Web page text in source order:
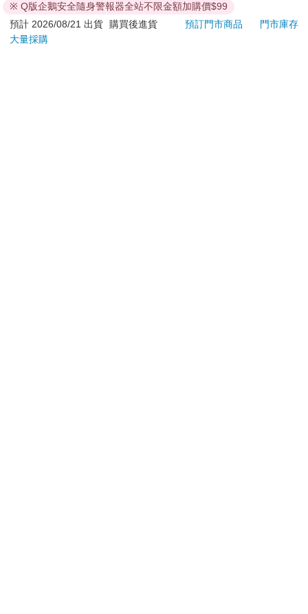
依據「消費者保護法」第19條及行政院消費者保護處公告之
「通訊交易解除權合理例外情事適用準則」，以下商品購買
後，除商品本身有瑕疵外，將不提供7天的猶豫期：
※ Q版企鵝安全隨身警報器全站不限金額加購價$99
預計 2026/08/21 出貨
購買後進貨 預訂門市商品
門市庫存
大量採購